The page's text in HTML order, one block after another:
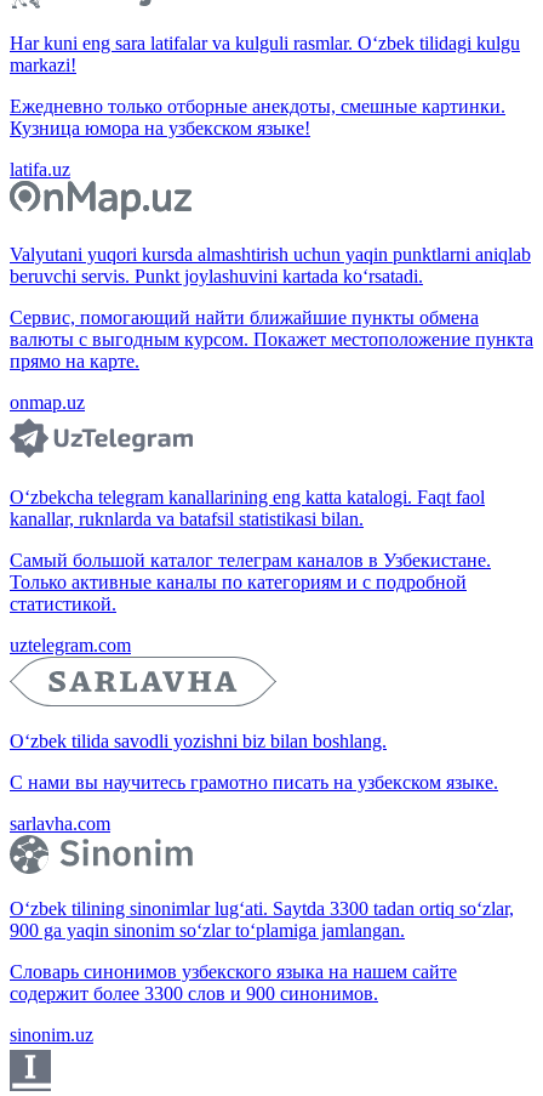
Har kuni eng sara latifalar va kulguli rasmlar. O‘zbek tilidagi kulgu
markazi!
Ежедневно только отборные анекдоты, смешные картинки.
Кузница юмора на узбекском языке!
latifa.uz
Valyutani yuqori kursda almashtirish uchun yaqin punktlarni aniqlab
beruvchi servis. Punkt joylashuvini kartada ko‘rsatadi.
Сервис, помогающий найти ближайшие пункты обмена
валюты с выгодным курсом. Покажет местоположение пункта
прямо на карте.
onmap.uz
O‘zbekcha telegram kanallarining eng katta katalogi. Faqt faol
kanallar, ruknlarda va batafsil statistikasi bilan.
Самый большой каталог телеграм каналов в Узбекистане.
Только активные каналы по категориям и с подробной
статистикой.
uztelegram.com
O‘zbek tilida savodli yozishni biz bilan boshlang.
С нами вы научитесь грамотно писать на узбекском языке.
sarlavha.com
O‘zbek tilining sinonimlar lug‘ati. Saytda 3300 tadan ortiq so‘zlar,
900 ga yaqin sinonim so‘zlar to‘plamiga jamlangan.
Словарь синонимов узбекского языка на нашем сайте
содержит более 3300 слов и 900 синонимов.
sinonim.uz